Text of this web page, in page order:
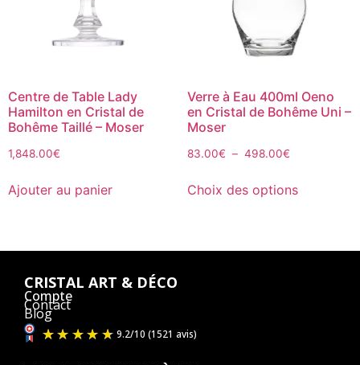
Centre de Table Lady
Hamilton en Cristal de
Bohême Taillé – Moser
1,848.00€
Ajouter au panier
Verre à Eau 400ml Oeno
en Cristal de Bohême Uni –
Moser
83.00€ – 498.00€
Choix des options
CRISTAL ART & DÉCO
Compte
Contact
Blog